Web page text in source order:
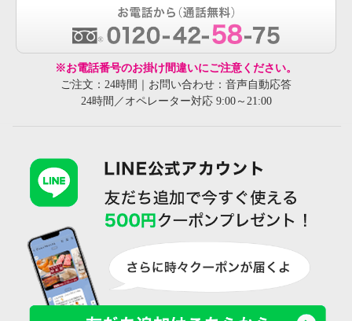
※お電話番号のお掛け間違いにご注意ください。
ご注文：24時間｜お問い合わせ：音声自動応答
24時間／オペレーター対応 9:00～21:00